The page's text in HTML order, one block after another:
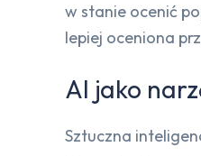
w stanie ocenić
lepiej oceniona
AI jako
Sztuczna